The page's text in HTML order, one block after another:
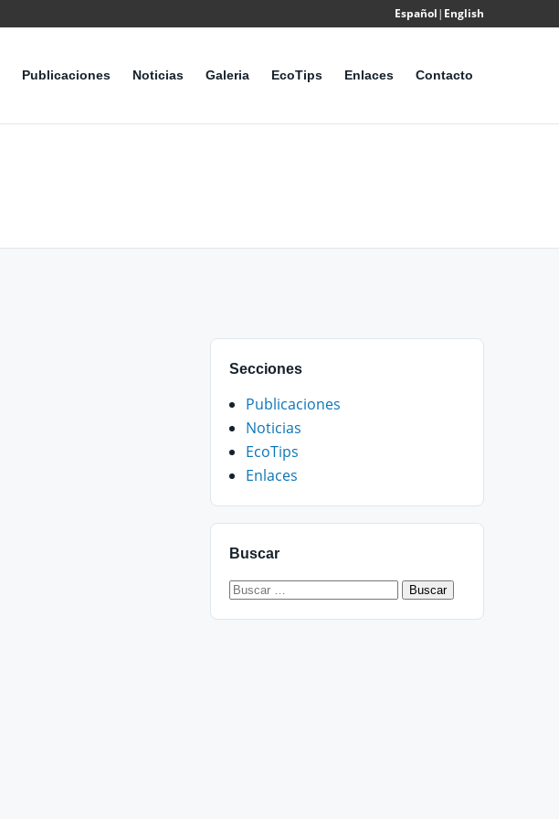
Español| English
Publicaciones Noticias Galeria EcoTips Enlaces Contacto
Secciones
Publicaciones
Noticias
EcoTips
Enlaces
Buscar
Buscar: